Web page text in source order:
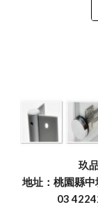
玖
地址：桃園縣
03